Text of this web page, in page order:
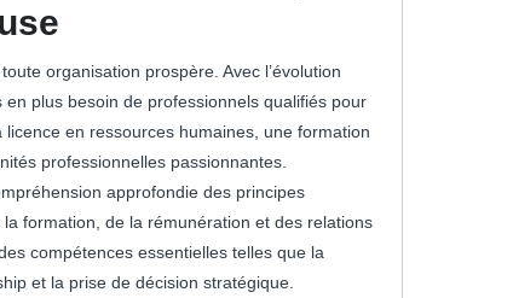
organisation prospère. Avec l’évolution
plus besoin de professionnels qualifiés pour
licence en ressources humaines, une formation
professionnelles passionnantes.
approfondie des principes
formation, de la rémunération et des relations
compétences essentielles telles que la
et la prise de décision stratégique.